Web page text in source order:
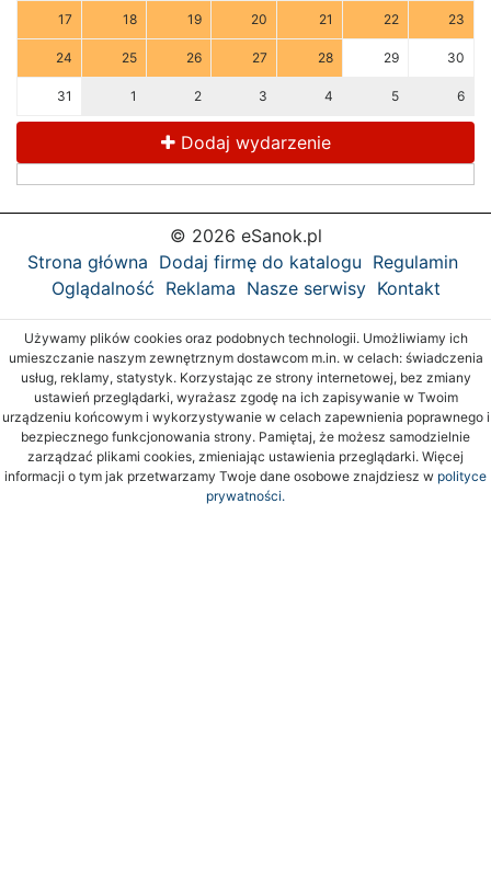
17 18 19 20 21 22 23
24 25 26 27 28 29 30
31 1 2 3 4 5 6
Dodaj wydarzenie
© 2026 eSanok.pl
Strona główna Dodaj firmę do katalogu Regulamin
Oglądalność Reklama Nasze serwisy Kontakt
Używamy plików cookies oraz podobnych technologii. Umożliwiamy ich
umieszczanie naszym zewnętrznym dostawcom m.in. w celach: świadczenia
usług, reklamy, statystyk. Korzystając ze strony internetowej, bez zmiany
ustawień przeglądarki, wyrażasz zgodę na ich zapisywanie w Twoim
urządzeniu końcowym i wykorzystywanie w celach zapewnienia poprawnego i
bezpiecznego funkcjonowania strony. Pamiętaj, że możesz samodzielnie
zarządzać plikami cookies, zmieniając ustawienia przeglądarki. Więcej
informacji o tym jak przetwarzamy Twoje dane osobowe znajdziesz w polityce
prywatności.